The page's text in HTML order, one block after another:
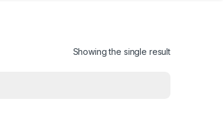
Showing the single result